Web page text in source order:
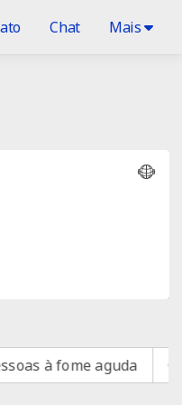
Chat Mais
aguda Cirurgias